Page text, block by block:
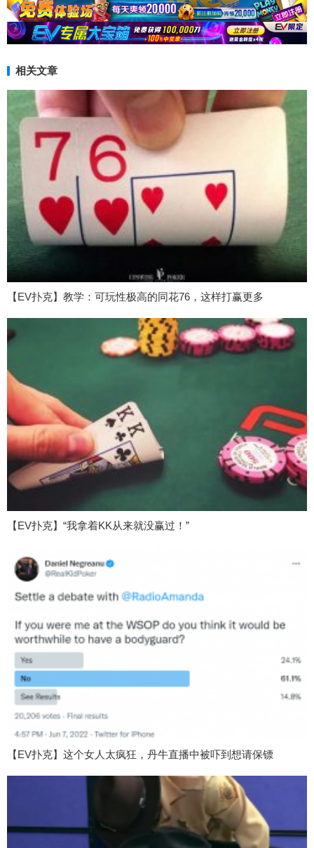
相关文章
【EV扑克】教学：可玩性极高的同花76，这样打赢更多
【EV扑克】“我拿着KK从来就没赢过！”
【EV扑克】这个女人太疯狂，丹牛直播中被吓到想请保镖